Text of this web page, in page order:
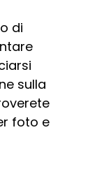
di
sulla
foto e